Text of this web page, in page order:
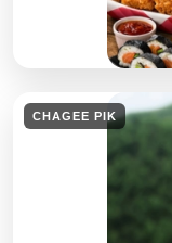
CHAGEE PIK